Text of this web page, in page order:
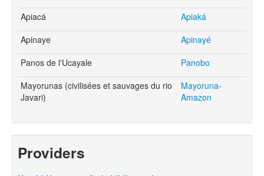
Apiacá
Apiaká
Apinaye
Apinayé
Panos de l'Ucayale
Panobo
Mayorunas (civilisées et sauvages du rio
Javari)
Mayoruna-
Amazon
Providers